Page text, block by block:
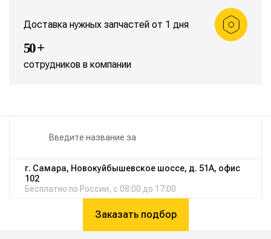
Доставка нужных запчастей от 1 дня
50 +
сотрудников в компании
г. Самара, Новокуйбышевское шоссе, д. 51А, офис
102
Бесплатно по России, с 08:00 до 17:00
Заказать подбор